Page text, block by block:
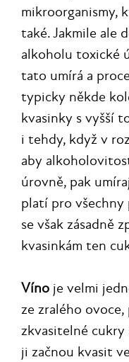
mikroorganismy,
také. Jakmile ale
alkoholu toxické
tato umírá a
typicky někde
kvasinky s vyšší
i tehdy, když v
aby
úrovně, pak
platí pro všechny
se však zásadně
kvasinkám ten
Víno je velmi
ze zralého
zkvasitelné cukry
ji začnou kvasit